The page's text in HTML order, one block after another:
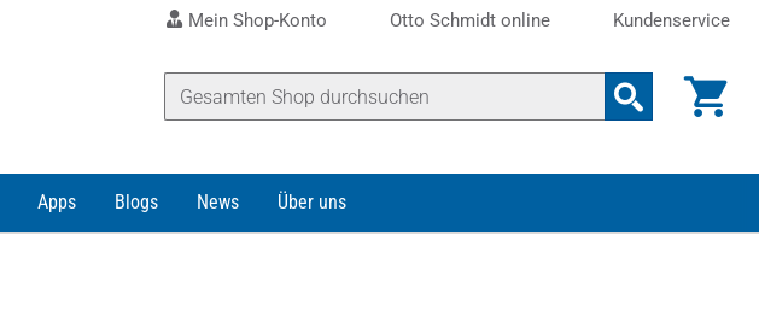
Mein Shop-Konto Otto Schmidt online Kundenservice
Apps Blogs News Über uns